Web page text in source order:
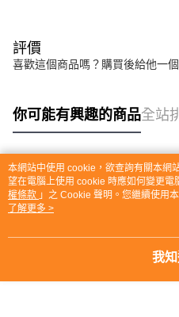
評價
喜歡這個商品嗎？購買後給他一
你可能有興趣的商品全站
熱門標籤
本網站中使用 cookie，欲查詢有關本網
望在電腦上使用 cookie 時應如何變更電
權條款 」之 Cookie 聲明。您繼續使用
用條款之 Cookie 聲明使用 cookie。
了解更多 >
我